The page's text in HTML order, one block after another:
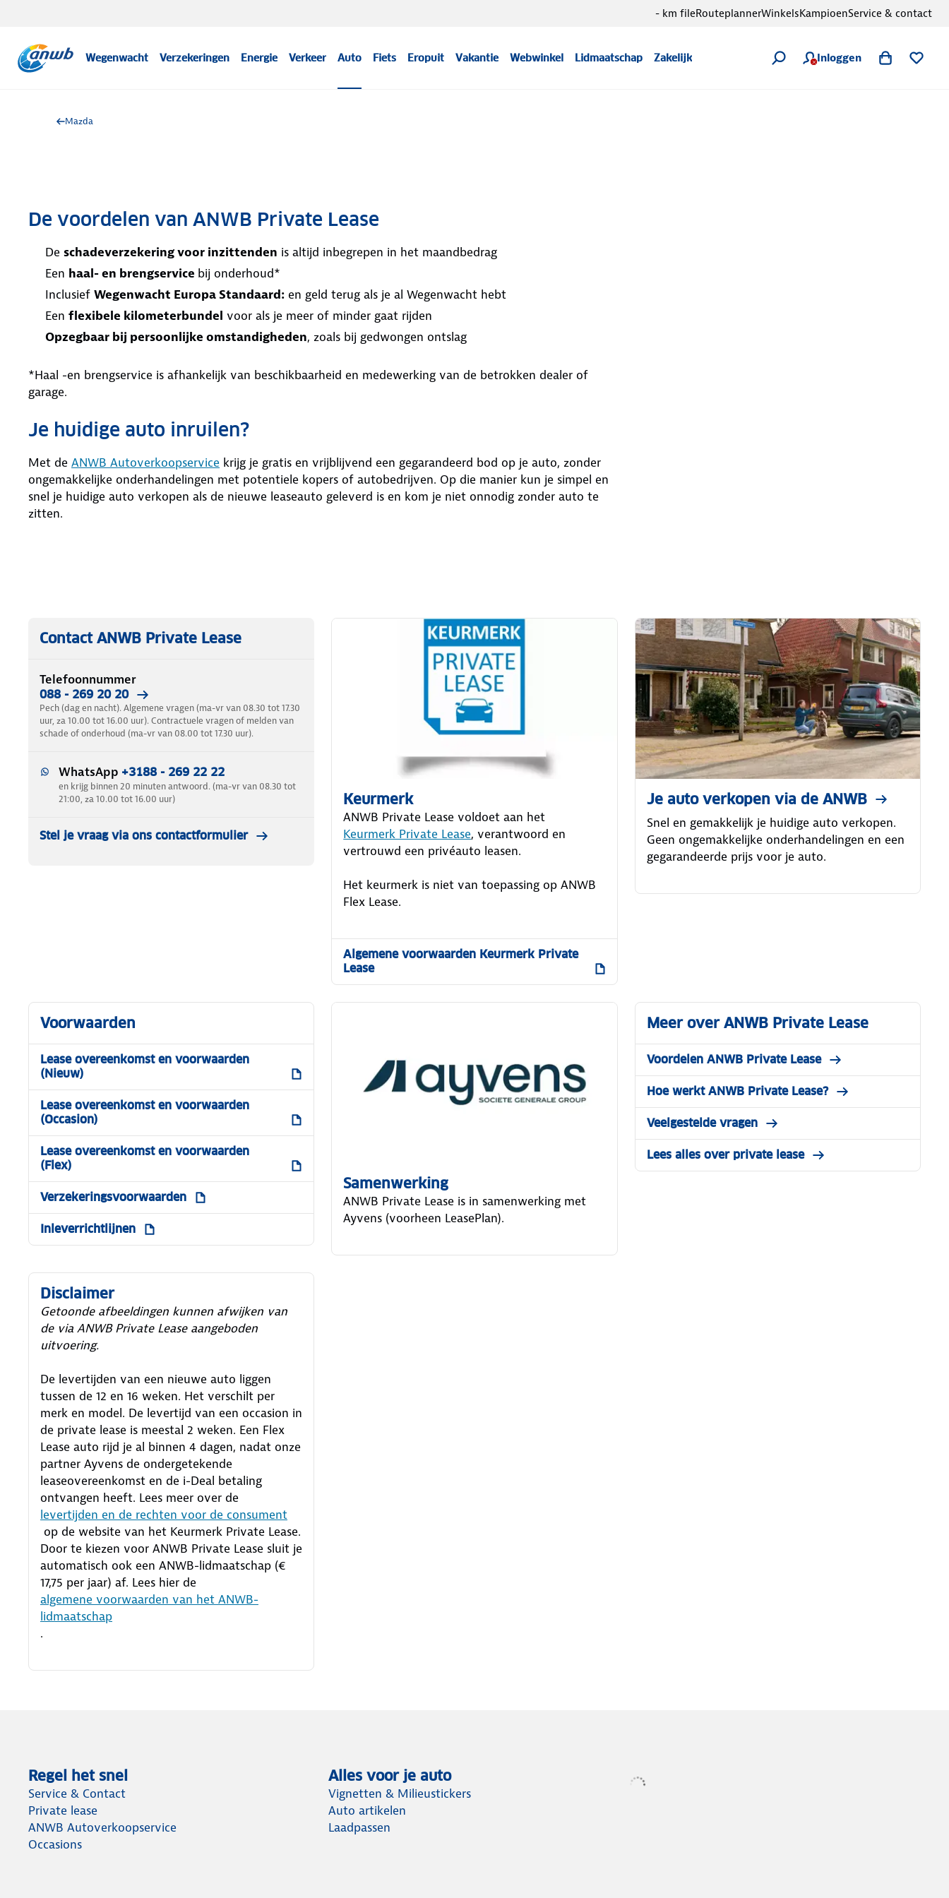
Wegenwacht Verzekeringen Energie Verkeer Auto Fiets Eropuit Vakantie Webwinkel Lidmaatschap Zakelijk Inloggen
- km fileRouteplannerWinkelsKampioenService & contact
Mazda
De voordelen van ANWB Private Lease
De schadeverzekering voor inzittenden is altijd inbegrepen in het maandbedrag
Een haal- en brengservice bij onderhoud*
Inclusief Wegenwacht Europa Standaard: en geld terug als je al Wegenwacht hebt
Een flexibele kilometerbundel voor als je meer of minder gaat rijden
Opzegbaar bij persoonlijke omstandigheden, zoals bij gedwongen ontslag
*Haal -en brengservice is afhankelijk van beschikbaarheid en medewerking van de betrokken dealer of
garage.
Je huidige auto inruilen?
Met de ANWB Autoverkoopservice krijg je gratis en vrijblijvend een gegarandeerd bod op je auto, zonder
ongemakkelijke onderhandelingen met potentiele kopers of autobedrijven. Op die manier kun je simpel en
snel je huidige auto verkopen als de nieuwe leaseauto geleverd is en kom je niet onnodig zonder auto te
zitten.
Contact ANWB Private Lease
Telefoonnummer
088 - 269 20 20
Pech (dag en nacht). Algemene vragen (ma-vr van 08.30 tot 17.30
uur, za 10.00 tot 16.00 uur). Contractuele vragen of melden van
schade of onderhoud (ma-vr van 08.00 tot 17.30 uur).
WhatsApp +3188 - 269 22 22
en krijg binnen 20 minuten antwoord. (ma-vr van 08.30 tot
21:00, za 10.00 tot 16.00 uur)
Stel je vraag via ons contactformulier
Keurmerk
ANWB Private Lease voldoet aan het
Keurmerk Private Lease, verantwoord en
vertrouwd een privéauto leasen.
Het keurmerk is niet van toepassing op ANWB
Flex Lease.
Algemene voorwaarden Keurmerk Private
Lease
Je auto verkopen via de ANWB
Snel en gemakkelijk je huidige auto verkopen.
Geen ongemakkelijke onderhandelingen en een
gegarandeerde prijs voor je auto.
Voorwaarden
Lease overeenkomst en voorwaarden
(Nieuw)
Lease overeenkomst en voorwaarden
(Occasion)
Lease overeenkomst en voorwaarden
(Flex)
Verzekeringsvoorwaarden
Inleverrichtlijnen
Samenwerking
ANWB Private Lease is in samenwerking met
Ayvens (voorheen LeasePlan).
Meer over ANWB Private Lease
Voordelen ANWB Private Lease
Hoe werkt ANWB Private Lease?
Veelgestelde vragen
Lees alles over private lease
Disclaimer
Getoonde afbeeldingen kunnen afwijken van
de via ANWB Private Lease aangeboden
uitvoering.
De levertijden van een nieuwe auto liggen
tussen de 12 en 16 weken. Het verschilt per
merk en model. De levertijd van een occasion in
de private lease is meestal 2 weken. Een Flex
Lease auto rijd je al binnen 4 dagen, nadat onze
partner Ayvens de ondergetekende
leaseovereenkomst en de i-Deal betaling
ontvangen heeft. Lees meer over de
levertijden en de rechten voor de consument
op de website van het Keurmerk Private Lease.
Door te kiezen voor ANWB Private Lease sluit je
automatisch ook een ANWB-lidmaatschap (€
17,75 per jaar) af. Lees hier de
algemene voorwaarden van het ANWB-
lidmaatschap
.
Regel het snel
Service & Contact
Private lease
ANWB Autoverkoopservice
Occasions
Alles voor je auto
Vignetten & Milieustickers
Auto artikelen
Laadpassen